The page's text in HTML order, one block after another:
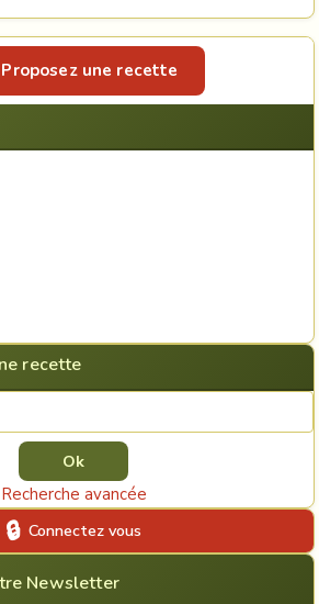
Proposez une recette
recette
Recherche avancée
Connectez vous
Newsletter